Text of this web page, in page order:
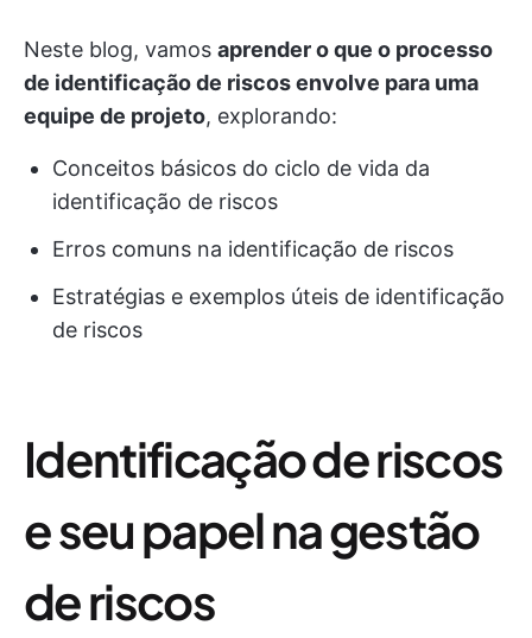
Neste blog, vamos aprender o que o processo
de identificação de riscos envolve para uma
equipe de projeto, explorando:
Conceitos básicos do ciclo de vida da
identificação de riscos
Erros comuns na identificação de riscos
Estratégias e exemplos úteis de identificação
de riscos
Identificação de riscos
e seu papel na gestão
de riscos